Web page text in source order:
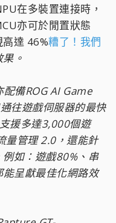
在多裝置連接時，
亦可於閒置狀態
達 46%糟了！我們
。
備ROG AI Game
往遊戲伺服器的最快
援多達3,000個遊
量管理 2.0，還能針
如：遊戲80%、串
呈獻最佳化網路效